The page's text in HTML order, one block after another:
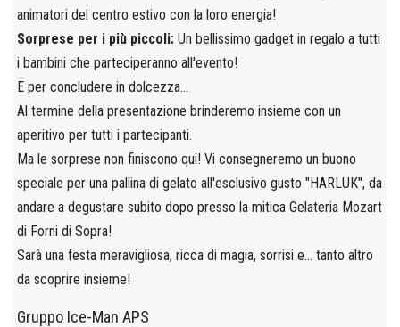
animatori del centro estivo con la loro energia!
Sorprese per i più piccoli: Un bellissimo gadget in regalo a tutti
i bambini che parteciperanno all'evento!
E per concludere in dolcezza...
Al termine della presentazione brinderemo insieme con un
aperitivo per tutti i partecipanti.
Ma le sorprese non finiscono qui! Vi consegneremo un buono
speciale per una pallina di gelato all'esclusivo gusto "HARLUK", da
andare a degustare subito dopo presso la mitica Gelateria Mozart
di Forni di Sopra!
Sarà una festa meravigliosa, ricca di magia, sorrisi e... tanto altro
da scoprire insieme!
Gruppo Ice-Man APS